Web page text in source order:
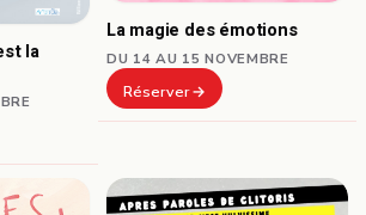
la
La magie des émotions
DU 14 AU 15 NOVEMBRE
Réserver